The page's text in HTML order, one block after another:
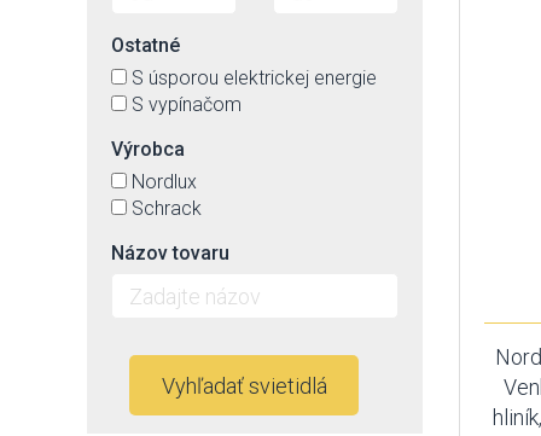
Ostatné
S úsporou elektrickej energie
S vypínačom
Výrobca
Nordlux
Schrack
Názov tovaru
Vyhľadať svietidlá